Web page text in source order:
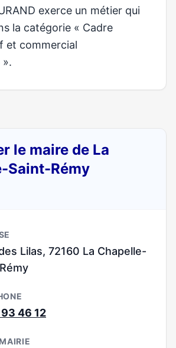
exerce un métier qui
la catégorie « Cadre
et commercial
le maire de La
Saint-Rémy
Lilas, 72160 La Chapelle-
46 12